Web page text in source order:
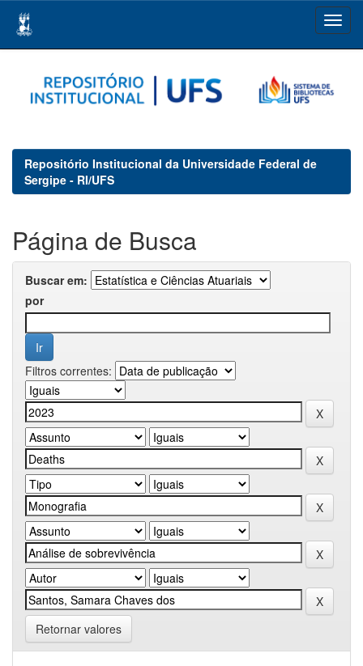
navigation
Repositório Institucional da Universidade Federal de
Sergipe - RI/UFS
Página de Busca
Buscar em:
por
Filtros correntes:
Retornar valores